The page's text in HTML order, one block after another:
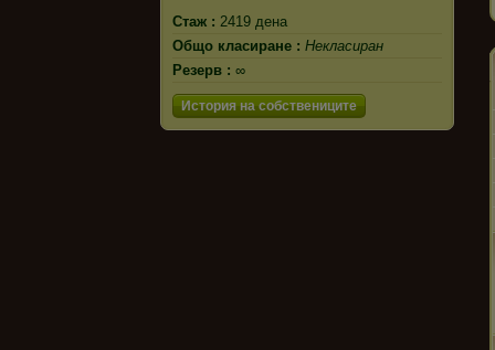
Стаж : 2419 дена
Общо класиране : Некласиран
Резерв : ∞
История на собствениците